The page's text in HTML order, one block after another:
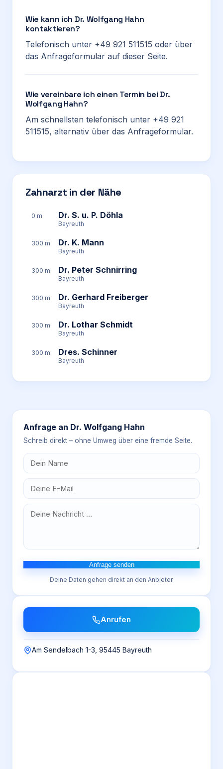
Wie kann ich Dr. Wolfgang Hahn
kontaktieren?
Telefonisch unter +49 921 511515 oder über
das Anfrageformular auf dieser Seite.
Wie vereinbare ich einen Termin bei Dr.
Wolfgang Hahn?
Am schnellsten telefonisch unter +49 921
511515, alternativ über das Anfrageformular.
Zahnarzt in der Nähe
0 m Dr. S. u. P. Döhla
Bayreuth
300 m Dr. K. Mann
Bayreuth
300 m Dr. Peter Schnirring
Bayreuth
300 m Dr. Gerhard Freiberger
Bayreuth
300 m Dr. Lothar Schmidt
Bayreuth
300 m Dres. Schinner
Bayreuth
Anfrage an Dr. Wolfgang Hahn
Schreib direkt – ohne Umweg über eine fremde Seite.
Anfrage senden
Deine Daten gehen direkt an den Anbieter.
Anrufen
Am Sendelbach 1-3, 95445 Bayreuth